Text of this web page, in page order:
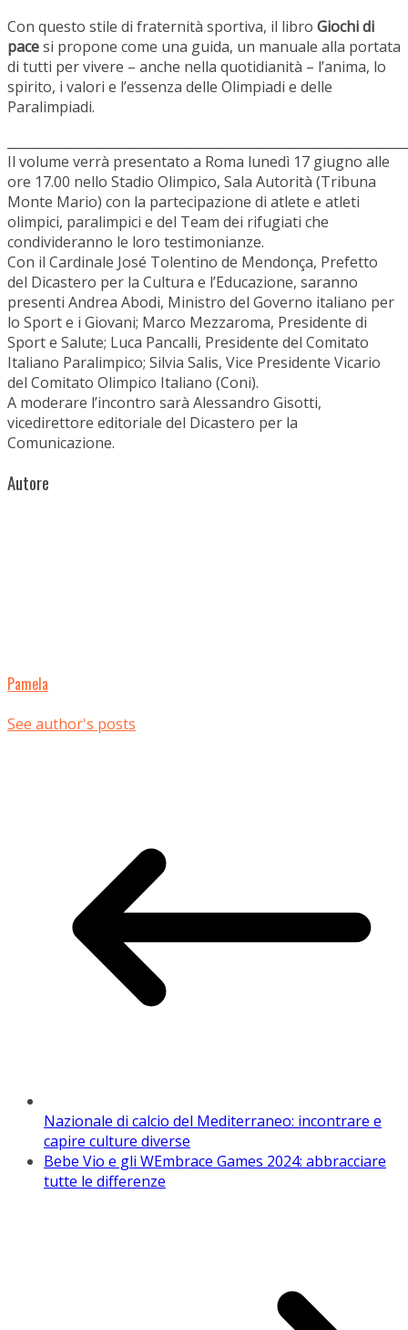
Con questo stile di fraternità sportiva, il libro Giochi di
pacesi propone come una guida, un manuale alla portata
di tutti per vivere – anche nella quotidianità – l’anima, lo
spirito, i valori e l’essenza delle Olimpiadi e delle
Paralimpiadi.
Il volume verrà presentato a Roma lunedì 17 giugno alle
ore 17.00 nello Stadio Olimpico, Sala Autorità (Tribuna
Monte Mario) con la partecipazione di atlete e atleti
olimpici, paralimpici e del Team dei rifugiati che
condivideranno le loro testimonianze.
Con il Cardinale José Tolentino de Mendonça, Prefetto
del Dicastero per la Cultura e l’Educazione, saranno
presenti Andrea Abodi, Ministro del Governo italiano per
lo Sport e i Giovani; Marco Mezzaroma, Presidente di
Sport e Salute; Luca Pancalli, Presidente del Comitato
Italiano Paralimpico; Silvia Salis, Vice Presidente Vicario
del Comitato Olimpico Italiano (Coni).
A moderare l’incontro sarà Alessandro Gisotti,
vicedirettore editoriale del Dicastero per la
Comunicazione.
Autore
Pamela
See author's posts
Nazionale di calcio del Mediterraneo: incontrare e
capire culture diverse
Bebe Vio e gli WEmbrace Games 2024: abbracciare
tutte le differenze